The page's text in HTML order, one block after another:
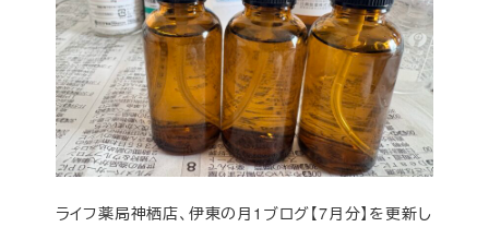
ライフ薬局神栖店、伊東の月1ブログ【7月分】を更新し